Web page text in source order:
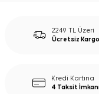
2249 TL Üzeri
Ücretsiz Kargo
Kredi Kartına
4 Taksit